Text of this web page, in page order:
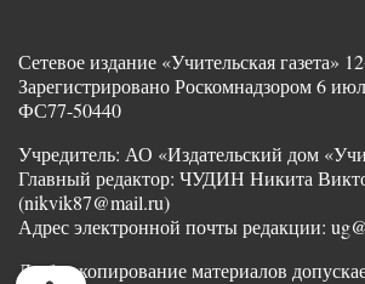
Сетевое издание «Учительская газета»
Зарегистрировано Роскомнадзором 6
ФС77-50440
Учредитель: АО «Издательский дом
Главный редактор: ЧУДИН Никита
(nikvik87@mail.ru)
Адрес электронной почты редакции:
Любое копирование материалов